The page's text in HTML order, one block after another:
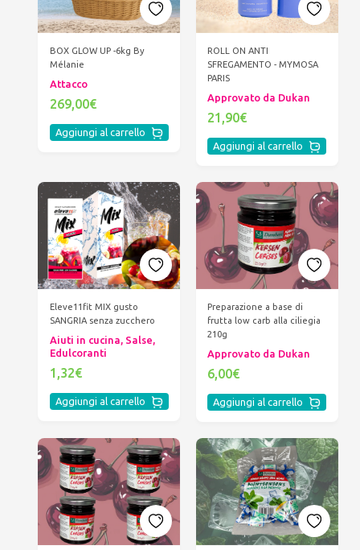
BOX GLOW UP -6kg By
Mélanie
Attacco
269,00€
Aggiungi al carrello
ROLL ON ANTI
SFREGAMENTO - MYMOSA
PARIS
Approvato da Dukan
21,90€
Aggiungi al carrello
Eleve11fit MIX gusto
SANGRIA senza zucchero
Aiuti in cucina, Salse,
Edulcoranti
1,32€
Aggiungi al carrello
Preparazione a base di
frutta low carb alla ciliegia
210g
Approvato da Dukan
6,00€
Aggiungi al carrello